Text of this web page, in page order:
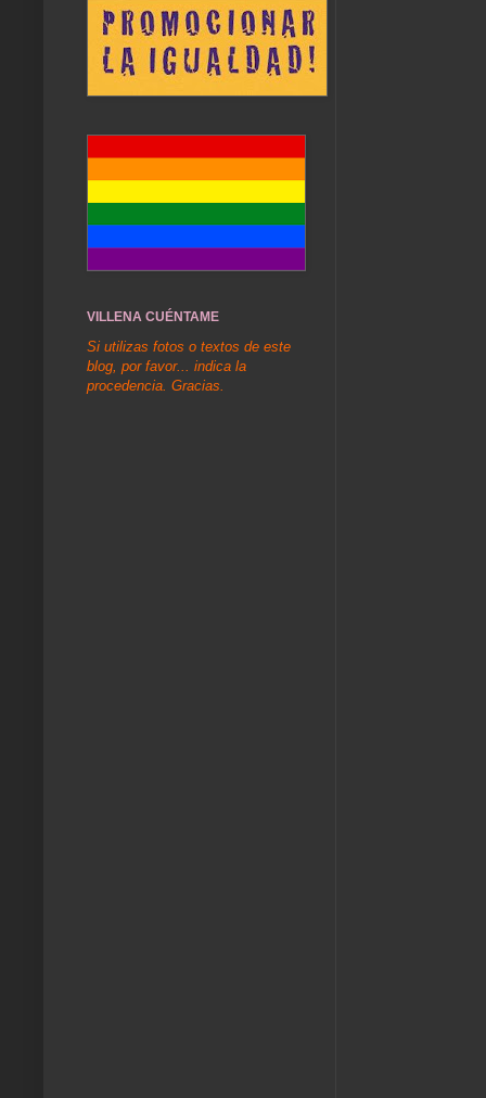
VILLENA CUÉNTAME
Si utilizas fotos o textos de este
blog, por favor... indica la
procedencia. Gracias.